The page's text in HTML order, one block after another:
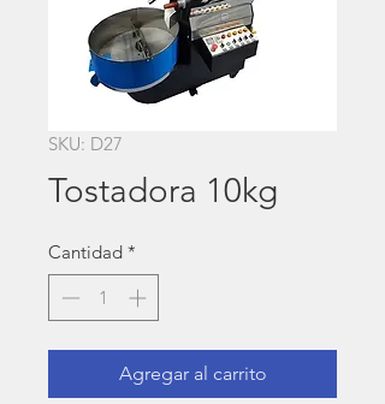
SKU: D27
Tostadora 10kg
Cantidad *
Agregar al carrito